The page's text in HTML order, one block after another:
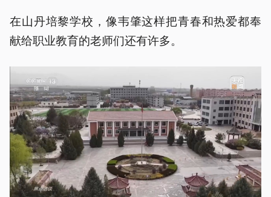
在山丹培黎学校，像韦肇这样把青春和热爱都奉
献给职业教育的老师们还有许多。